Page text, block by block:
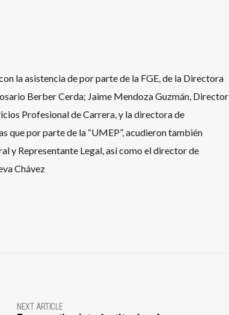
la asistencia de por parte de la FGE, de la Directora
Berber Cerda; Jaime Mendoza Guzmán, Director
Profesional de Carrera, y la directora de
que por parte de la “UMEP”, acudieron también
y Representante Legal, así como el director de
Chávez
NEXT ARTICLE